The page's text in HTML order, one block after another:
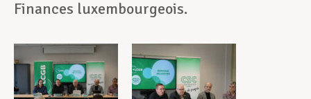
Finances luxembourgeois.